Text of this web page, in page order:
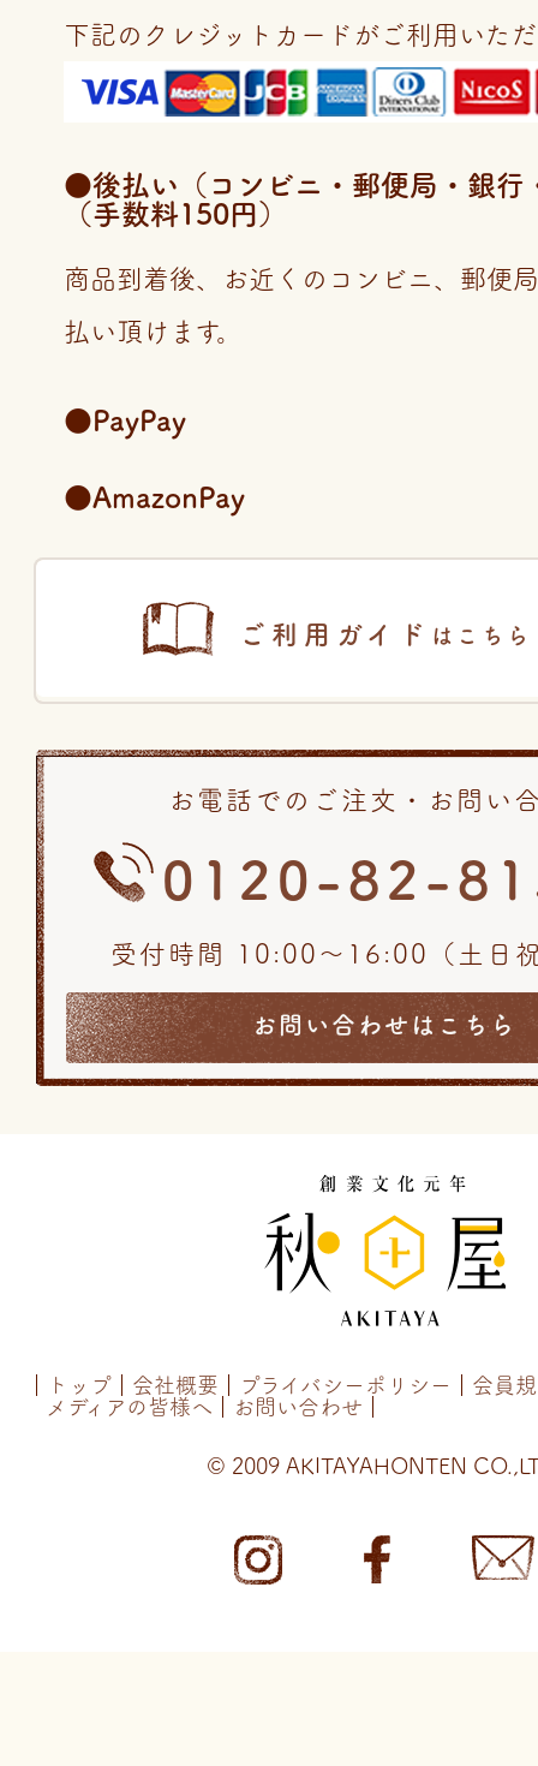
下記のクレジットカードがご利用いた
●後払い（コンビニ・郵便局・銀行
（手数料150円）
商品到着後、お近くのコンビニ、郵便
払い頂けます。
●PayPay
●AmazonPay
ご利用ガイド はこちら
お電話でのご注文・お問い
0120-82-
受付時間 10:00〜16:00（土日
お問い合わせはこちら
トップ 会社概要 プライバシーポリシー
会員
メディアの皆様へ
お問い合わせ
© 2009 AKITAYAHONTEN